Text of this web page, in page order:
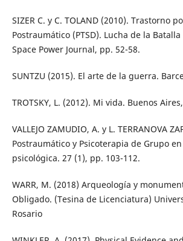
SIZER C. y C. TOLAND (2010). Trastorno
Postraumático (PTSD). Lucha de la
Space Power Journal, pp. 52-58.
SUNTZU (2015). El arte de la guerra.
TROTSKY, L. (2012). Mi vida. Buenos
VALLEJO ZAMUDIO, A. y L. TERRANOVA
Postraumático y Psicoterapia de Grupo
psicológica. 27 (1), pp. 103-112.
WARR, M. (2018) Arqueología y
Obligado. (Tesina de Licenciatura)
Rosario